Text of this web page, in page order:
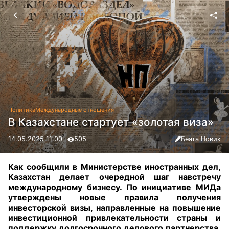
ПолитикаМеждународные отношения
В Казахстане стартует «золотая виза»
14.05.2025 11:00 505 Беата Новик
Как сообщили в Министерстве иностранных дел,
Казахстан делает очередной шаг навстречу
международному бизнесу. По инициативе МИДа
утверждены новые правила получения
инвесторской визы, направленные на повышение
инвестиционной привлекательности страны и